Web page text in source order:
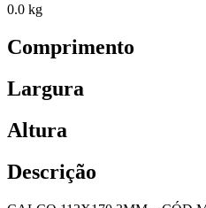
0.0 kg
Comprimento
Largura
Altura
Descrição